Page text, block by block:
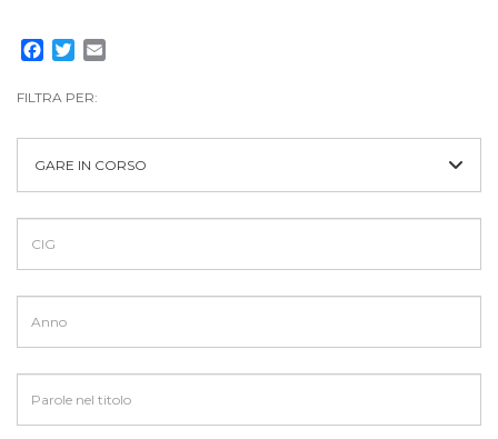
Facebook
Twitter
FILTRA PER:
GARE IN CORSO